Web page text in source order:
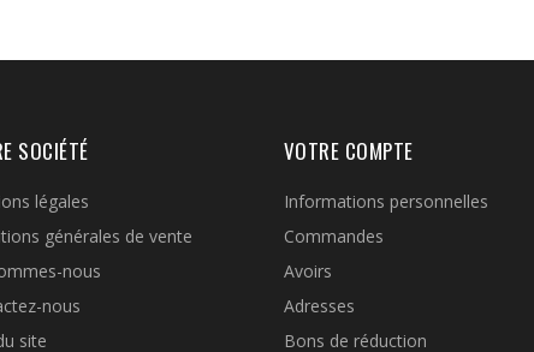
SOCIÉTÉ
légales
générales de vente
nous
nous
site
VOTRE COMPTE
Informations personnelles
Commandes
Avoirs
Adresses
Bons de réduction